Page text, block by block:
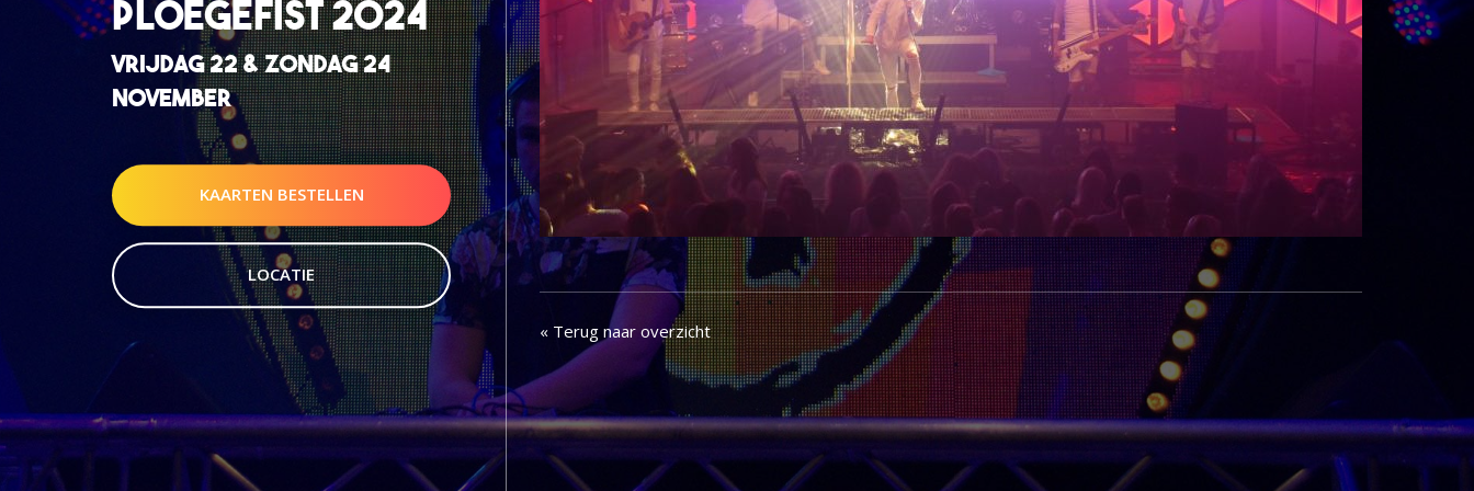
PLOEGEFIST 2024
VRIJDAG 22 & ZONDAG 24
NOVEMBER
KAARTEN BESTELLEN
LOCATIE
« Terug naar overzicht